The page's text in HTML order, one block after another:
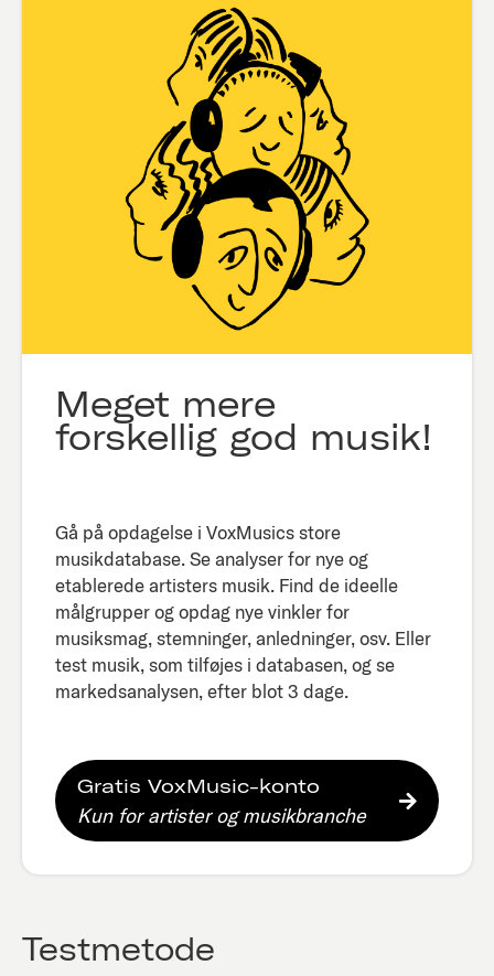
Meget mere
forskellig god musik!
Gå på opdagelse i VoxMusics store
musikdatabase. Se analyser for nye og
etablerede artisters musik. Find de ideelle
målgrupper og opdag nye vinkler for
musiksmag, stemninger, anledninger, osv. Eller
test musik, som tilføjes i databasen, og se
markedsanalysen, efter blot 3 dage.​
Gratis VoxMusic-konto
Kun for artister og musikbranche
Testmetode